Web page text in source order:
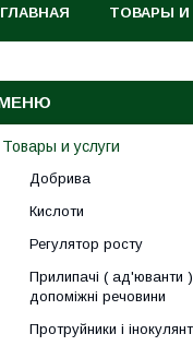
ГЛАВНАЯ ТОВАРЫ И
Товары и услуги
Добрива
Кислоти
Регулятор росту
Прилипачі ( ад'юванти )
допоміжні речовини
Протруйники і